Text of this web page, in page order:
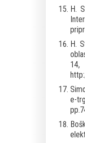
H.
H.
14,
e-